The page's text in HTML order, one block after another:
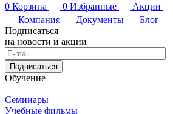
0 Корзина 0 Избранные Акции
Компания
Документы
Блог
Подписаться
на новости и акции
Подписаться
Обучение
Семинары
Учебные фильмы